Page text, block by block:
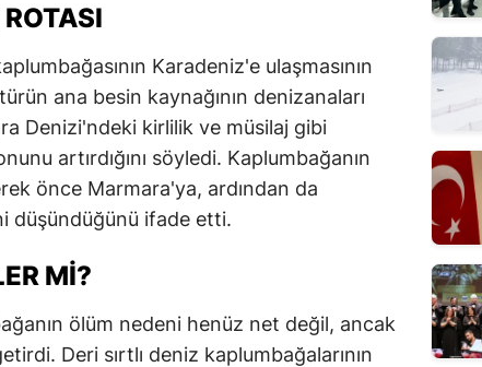
Karadeniz'e ulaşmasının
ana besin kaynağının denizanaları
Denizi'ndeki kirlilik ve müsilaj gibi
artırdığını söyledi. Kaplumbağanın
önce Marmara'ya, ardından da
düşündüğünü ifade etti.
MI?
ölüm nedeni henüz net değil, ancak
Deri sırtlı deniz kaplumbağalarının